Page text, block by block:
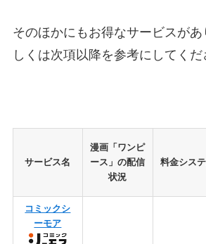
そのほかにもお得なサービスが
しくは次項以降を参考にしてくだ
サービス名
漫画「ワンピ
ース」の配信
状況
料金シス
コミックシ
ーモア